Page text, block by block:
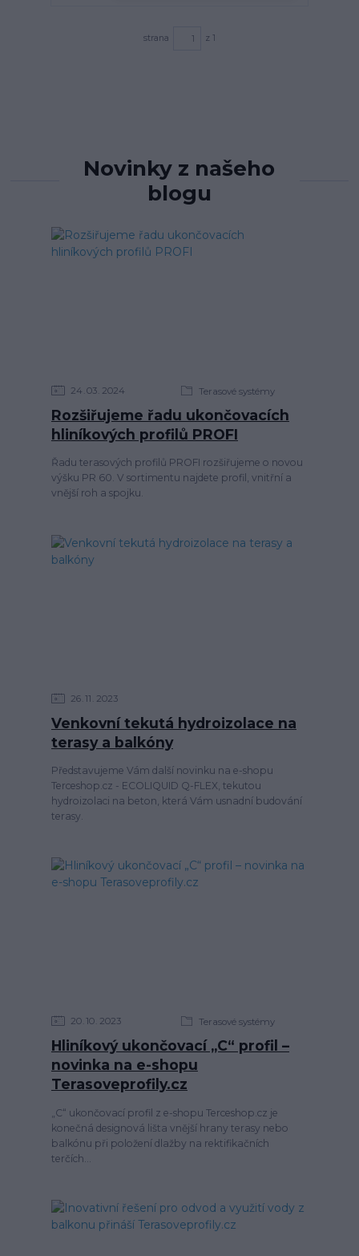
strana z 1
Novinky z našeho
blogu
24 03 2024 Terasové systémy
Rozšiřujeme řadu ukončovacích
hliníkových profilů PROFI
Řadu terasových profilů PROFI rozšiřujeme o novou
výšku PR 60. V sortimentu najdete profil, vnitřní a
vnější roh a spojku.
26 11 2023
Venkovní tekutá hydroizolace na
terasy a balkóny
Představujeme Vám další novinku na e-shopu
Terceshop.cz - ECOLIQUID Q-FLEX, tekutou
hydroizolaci na beton, která Vám usnadní budování
terasy.
20 10 2023 Terasové systémy
Hliníkový ukončovací „C“ profil –
novinka na e-shopu
Terasoveprofily.cz
„C“ ukončovací profil z e-shopu Terceshop.cz je
konečná designová lišta vnější hrany terasy nebo
balkónu při položení dlažby na rektifikačních
terčích...